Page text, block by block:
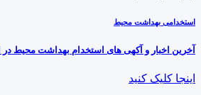
استخدامی بهداشت محیط
آخرین اخبار و آکهی های استخدام بهداشت محیط در
اینجا کلیک کنید